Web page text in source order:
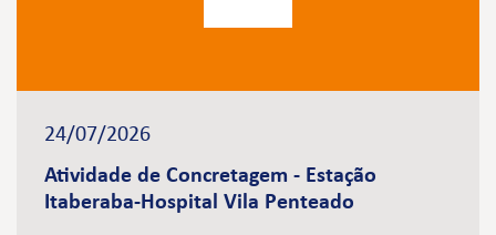
24/07/2026
Atividade de Concretagem - Estação
Itaberaba-Hospital Vila Penteado